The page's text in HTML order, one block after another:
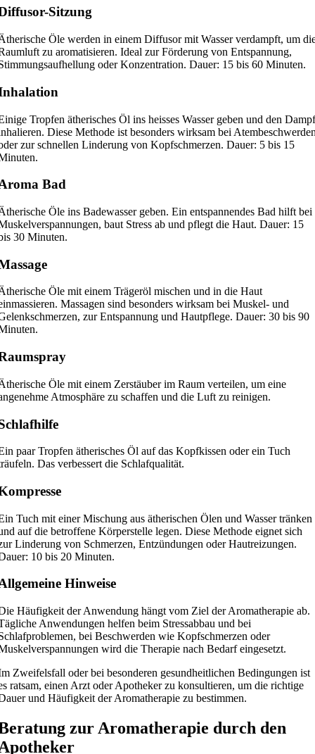
Sitzung
Öle werden in einem Diffusor mit Wasser verdampft, um
zu aromatisieren. Ideal zur Förderung von Entspannung,
oder Konzentration. Dauer: 15 bis 60 Minuten.
Tropfen ätherisches Öl ins heisses Wasser geben und den
Diese Methode ist besonders wirksam bei
zur schnellen Linderung von Kopfschmerzen. Dauer: 5 bis 15
Bad
Öle ins Badewasser geben. Ein entspannendes Bad hilft bei
baut Stress ab und pflegt die Haut. Dauer: 15
30 Minuten.
Öle mit einem Trägeröl mischen und in die Haut
Massagen sind besonders wirksam bei Muskel- und
zur Entspannung und Hautpflege. Dauer: 30 bis 90
Öle mit einem Zerstäuber im Raum verteilen, um eine
Atmosphäre zu schaffen und die Luft zu reinigen.
paar Tropfen ätherisches Öl auf das Kopfkissen oder ein Tuch
Das verbessert die Schlafqualität.
Tuch mit einer Mischung aus ätherischen Ölen und Wasser tränken
auf die betroffene Körperstelle legen. Diese Methode eignet sich
Linderung von Schmerzen, Entzündungen oder Hautreizungen.
10 bis 20 Minuten.
Hinweise
Häufigkeit der Anwendung hängt vom Ziel der Aromatherapie ab.
Anwendungen helfen beim Stressabbau und bei
bei Beschwerden wie Kopfschmerzen oder
wird die Therapie nach Bedarf eingesetzt.
Zweifelsfall oder bei besonderen gesundheitlichen Bedingungen ist
ratsam, einen Arzt oder Apotheker zu konsultieren, um die richtige
und Häufigkeit der Aromatherapie zu bestimmen.
zur Aromatherapie durch den